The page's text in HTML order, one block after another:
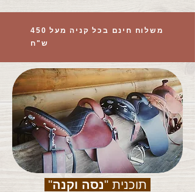
משלוח חינם בכל קניה מעל 450
ש"ח
תוכנית "נסה וקנה"